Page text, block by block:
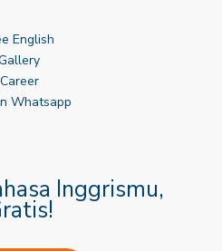
English
Career
Whatsapp
Inggrismu,